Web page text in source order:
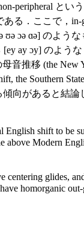
peripheral と
ある．ここで，
ʊə ɔə ɑə] のよう
ay ɔy] のよう
推移 (the New
the Southern
向があると結論
shift to be
above Modern
glides,
homorganic out-